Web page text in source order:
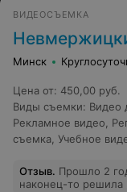
ВИДЕОСЪЕМКА
Минск
Цена от: 450,00 руб.
Виды съемки: Видео
Рекламное видео,
съемка, Учебное
Отзыв. Прошло 2
наконец-то решила